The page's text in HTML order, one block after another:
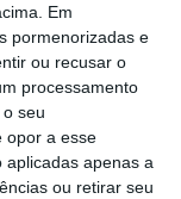
Em
pormenorizadas e
ou recusar o
processamento
seu
opor a esse
aplicadas apenas a
ou retirar seu
da Liga dos
a FIFAna
de Futebol